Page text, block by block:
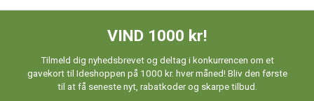
VIND 1000 kr!
Tilmeld dig nyhedsbrevet og deltag i konkurrencen om et
gavekort til Ideshoppen på 1000 kr. hver måned! Bliv den første
til at få seneste nyt, rabatkoder og skarpe tilbud.